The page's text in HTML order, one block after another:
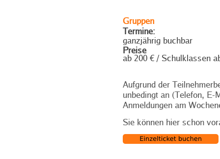
Gruppen
Termine:
ganzjährig buchbar
Preise
ab 200 € / Schulklassen
Aufgrund der
unbedingt an (Telefon,
Anmeldungen am
Sie können hier schon